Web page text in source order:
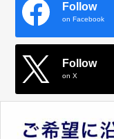
Follow
on Facebook
Follow
on X